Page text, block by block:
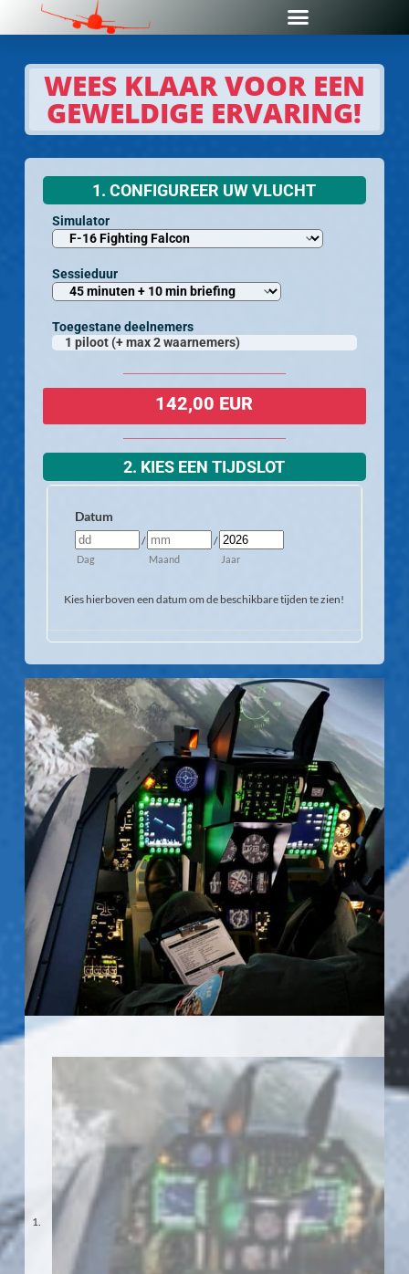
WEES KLAAR VOOR EEN
GEWELDIGE ERVARING!
1. CONFIGUREER UW VLUCHT
Simulator
Sessieduur
Toegestane deelnemers
1 piloot (+ max 2 waarnemers)
142,00 EUR
2. KIES EEN TIJDSLOT
Datum
Dag
/
Maand
/
Jaar
Kies hierboven een datum om de beschikbare tijden te zien!